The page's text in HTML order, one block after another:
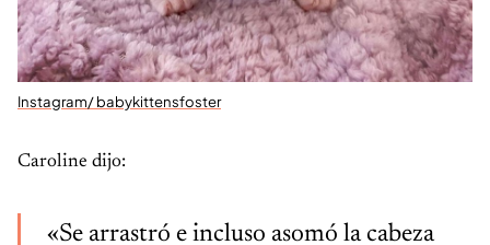
Instagram/ babykittensfoster
Caroline dijo:
«Se arrastró e incluso asomó la cabeza